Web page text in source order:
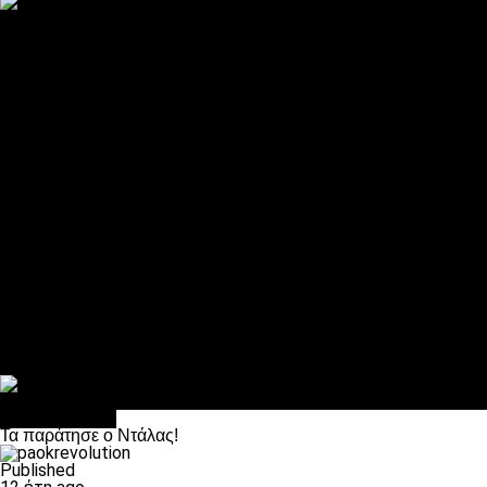
Τα παράτησε ο Ντάλας!
Published